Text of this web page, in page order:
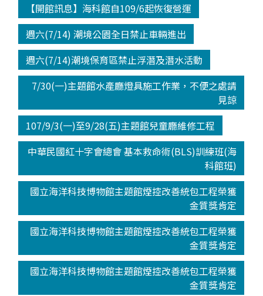
【開館訊息】海科館自109/6起恢復營運
週六(7/14) 潮境公園全日禁止車輛進出
週六(7/14)潮境保育區禁止浮潛及潛水活動
7/30(一)主題館水產廳燈具施工作業，不便之處請
見諒
107/9/3(一)至9/28(五)主題館兒童廳維修工程
中華民國紅十字會總會 基本救命術(BLS)訓練班(海
科館班)
國立海洋科技博物館主題館煙控改善統包工程榮獲
金質獎肯定
國立海洋科技博物館主題館煙控改善統包工程榮獲
金質獎肯定
國立海洋科技博物館主題館煙控改善統包工程榮獲
金質獎肯定